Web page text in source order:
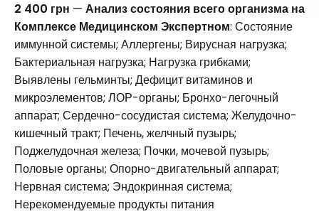
2 400 грн — Анализ состояния всего организма на
Комплексе Медицинском Экспертном: Состояние
иммунной системы; Аллергены; Вирусная нагрузка;
Бактериальная нагрузка; Нагрузка грибками;
Выявлены гельминты; Дефицит витаминов и
микроэлементов; ЛОР-органы; Бронхо-легочный
аппарат; Сердечно-сосудистая система; Желудочно-
кишечный тракт; Печень, желчный пузырь;
Поджелудочная железа; Почки, мочевой пузырь;
Половые органы; Опорно-двигательный аппарат;
Нервная система; Эндокринная система;
Нерекомендуемые продукты питания